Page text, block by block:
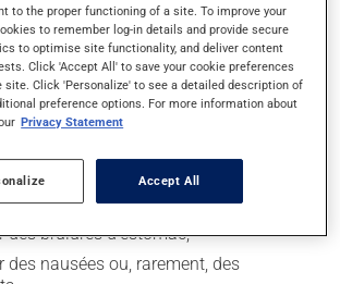
recherchés, ce produit peut à
:
des problèmes de digestion;
des brûlures d'estomac;
des nausées ou, rarement, des
to the proper functioning of a site. To improve your
to remember log-in details and provide secure
to optimise site functionality, and deliver content
Click 'Accept All' to save your cookie preferences
site. Click 'Personalize' to see a detailed description of
preference options. For more information about
Privacy Statement
Accept All